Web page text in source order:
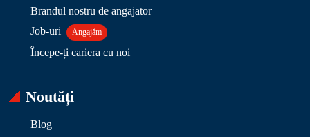
Brandul nostru de angajator
Job-uri
Angajăm
Începe-ți cariera cu noi
Noutăți
Blog